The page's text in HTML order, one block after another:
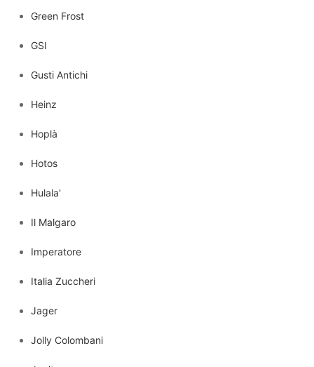
Green Frost
GSI
Gusti Antichi
Heinz
Hoplà
Hotos
Hulala'
Il Malgaro
Imperatore
Italia Zuccheri
Jager
Jolly Colombani